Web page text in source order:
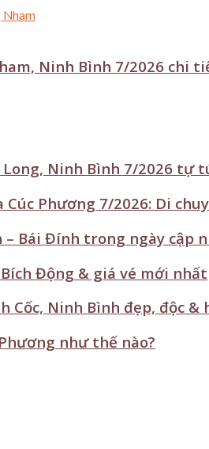
Ninh Bình 7/2026 chi
Ninh Bình 7/2026 tự
Phương 7/2026: Di
Bái Đính trong ngày cập
Động & giá vé mới nhất
Ninh Bình đẹp, độc &
như thế nào?